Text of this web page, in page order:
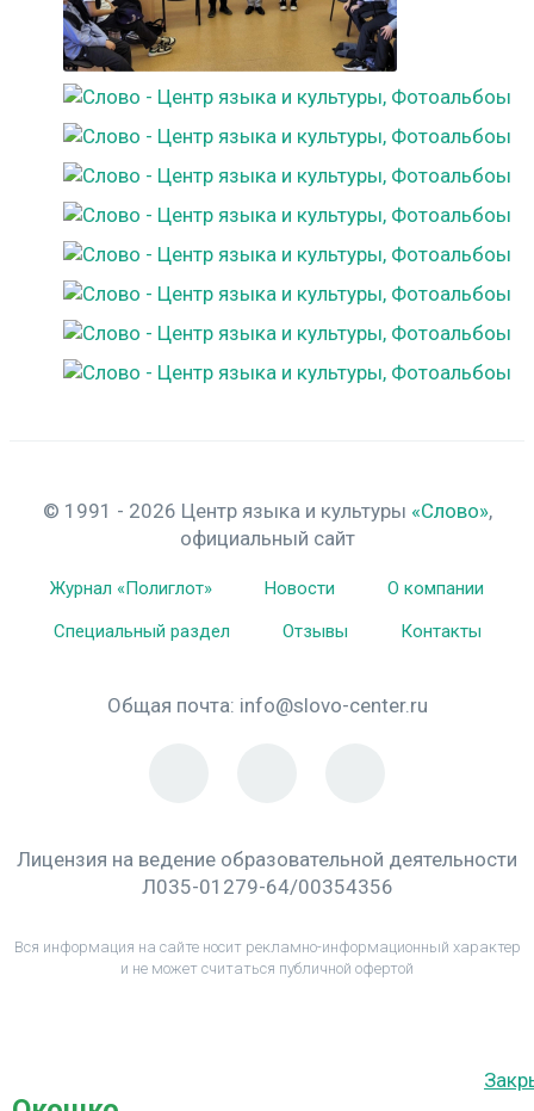
© 1991 - 2026 Центр языка и культуры «Слово»,
официальный сайт
Журнал «Полиглот» Новости
О компании
Специальный раздел
Отзывы Контакты
Общая почта: info@slovo-center.ru
Лицензия на ведение образовательной деятельности
Л035-01279-64/00354356
Вся информация на сайте носит рекламно-информационный характер
и не может считаться публичной офертой